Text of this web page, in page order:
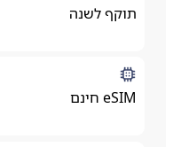
תוקף לשנה
eSIM חינם